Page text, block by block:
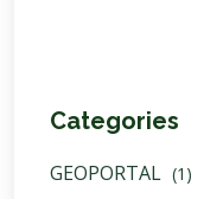
Categories
GEOPORTAL (1)